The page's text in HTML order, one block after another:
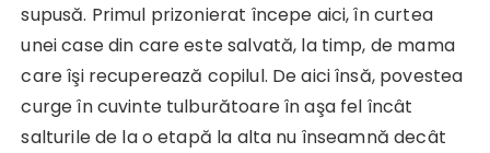
supusă. Primul prizonierat începe aici, în curtea
unei case din care este salvată, la timp, de mama
care îşi recuperează copilul. De aici însă, povestea
curge în cuvinte tulburătoare în aşa fel încât
salturile de la o etapă la alta nu înseamnă decât